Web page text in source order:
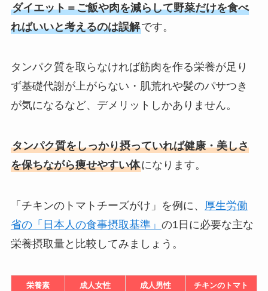
ダイエット＝ご飯や肉を減らして野菜だけを食べ
ればいいと考えるのは誤解です。
タンパク質を取らなければ筋肉を作る栄養が足り
ず基礎代謝が上がらない・肌荒れや髪のパサつき
が気になるなど、デメリットしかありません。
タンパク質をしっかり摂っていれば健康・美しさ
を保ちながら痩せやすい体になります。
「チキンのトマトチーズがけ」を例に、 厚生労働
省の「日本人の食事摂取基準」 の1日に必要な主な
栄養摂取量と比較してみましょう。
栄養素 成人女性 成人男性
チキンのトマト